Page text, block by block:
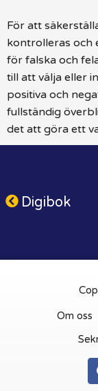
För att
kontrolleras och
för falska och
till att välja eller
positiva och
fullständig
det att göra ett
Digibok
Om oss